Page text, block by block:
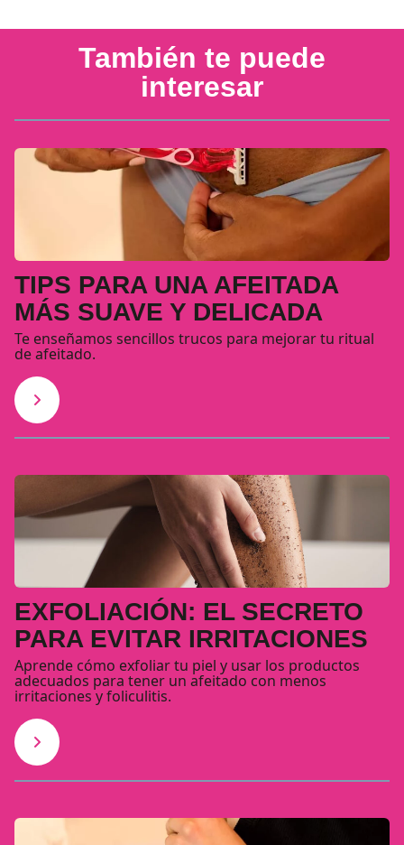
También te puede
interesar
TIPS PARA UNA AFEITADA
MÁS SUAVE Y DELICADA
Te enseñamos sencillos trucos para mejorar tu ritual
de afeitado.
EXFOLIACIÓN: EL SECRETO
PARA EVITAR IRRITACIONES
Aprende cómo exfoliar tu piel y usar los productos
adecuados para tener un afeitado con menos
irritaciones y foliculitis.